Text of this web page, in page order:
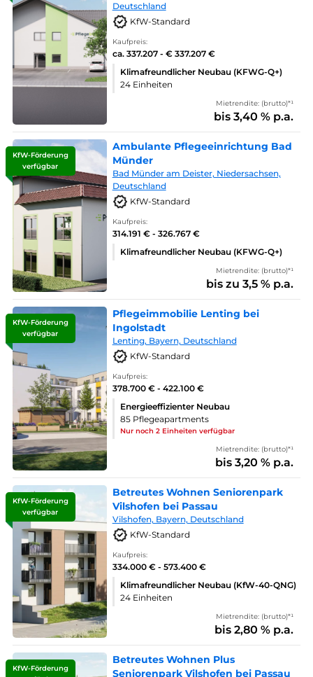
Deutschland
KfW-Standard
Kaufpreis:
ca. 337.207 - € 337.207 €
Klimafreundlicher Neubau (KFWG-Q+)
24 Einheiten
Mietrendite: (brutto)*¹
bis 3,40 % p.a.
KfW-Förderung
verfügbar
Ambulante Pflegeeinrichtung Bad
Münder
Bad Münder am Deister, Niedersachsen,
Deutschland
KfW-Standard
Kaufpreis:
314.191 € - 326.767 €
Klimafreundlicher Neubau (KFWG-Q+)
Mietrendite: (brutto)*¹
bis zu 3,5 % p.a.
KfW-Förderung
verfügbar
Pflegeimmobilie Lenting bei
Ingolstadt
Lenting, Bayern, Deutschland
KfW-Standard
Kaufpreis:
378.700 € - 422.100 €
Energieeffizienter Neubau
85 Pflegeapartments
Nur noch 2 Einheiten verfügbar
Mietrendite: (brutto)*¹
bis 3,20 % p.a.
KfW-Förderung
verfügbar
Betreutes Wohnen Seniorenpark
Vilshofen bei Passau
Vilshofen, Bayern, Deutschland
KfW-Standard
Kaufpreis:
334.000 € - 573.400 €
Klimafreundlicher Neubau (KfW-40-QNG)
24 Einheiten
Mietrendite: (brutto)*¹
bis 2,80 % p.a.
KfW-Förderung
Betreutes Wohnen Plus
Seniorenpark Vilshofen bei Passau